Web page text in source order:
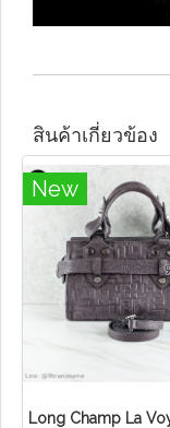
สินค้าเกี่ยวข้อง
New